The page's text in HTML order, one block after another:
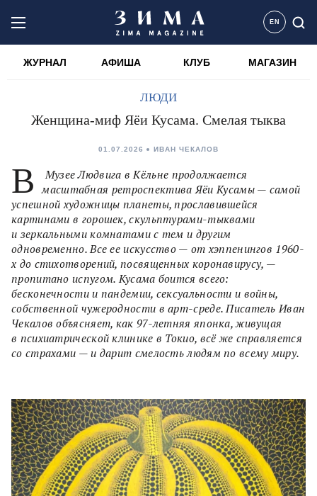
EN
ЖУРНАЛ АФИША КЛУБ МАГАЗИН
ЛЮДИ
Женщина-миф Яёи Кусама. Смелая тыква
01.07.2026 ИВАН ЧЕКАЛОВ
В
Музее Людвига в Кёльне продолжается
масштабная ретроспектива Яёи Кусамы — самой
успешной художницы планеты, прославившейся
картинами в горошек, скульптурами-тыквами
и зеркальными комнатами с тем и другим
одновременно. Все ее искусство — от хэппенингов 1960-
х до стихотворений, посвященных коронавирусу, —
пропитано испугом. Кусама боится всего:
бесконечности и пандемии, сексуальности и войны,
собственной чужеродности в арт-среде. Писатель Иван
Чекалов объясняет, как 97-летняя японка, живущая
в психиатрической клинике в Токио, всё же справляется
со страхами — и дарит смелость людям по всему миру.